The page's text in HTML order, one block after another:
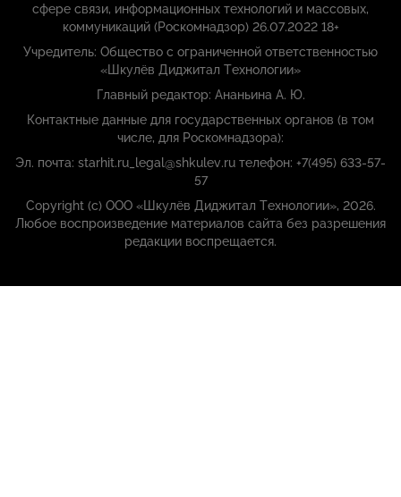
сфере связи, информационных технологий и массовых,
коммуникаций (Роскомнадзор) 26.07.2022 18+
Учредитель: Общество с ограниченной ответственностью
«Шкулёв Диджитал Технологии»
Главный редактор: Ананьина А. Ю.
Контактные данные для государственных органов (в том
числе, для Роскомнадзора):
Эл. почта: starhit.ru_legal@shkulev.ru телефон: +7(495) 633-57-
57
Copyright (с) ООО «Шкулёв Диджитал Технологии», 2026.
Любое воспроизведение материалов сайта без разрешения
редакции воспрещается.